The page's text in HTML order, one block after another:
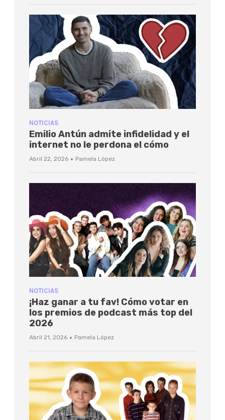
NOTICIAS
Emilio Antún admite infidelidad y el
internet no le perdona el cómo
Abril 22, 2026 · Pamela López
NOTICIAS
¡Haz ganar a tu fav! Cómo votar en
los premios de podcast más top del
2026
Abril 21, 2026 · Pamela López